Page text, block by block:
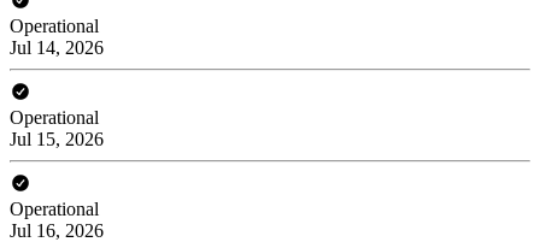
Operational
Jul 14, 2026
Operational
Jul 15, 2026
Operational
Jul 16, 2026